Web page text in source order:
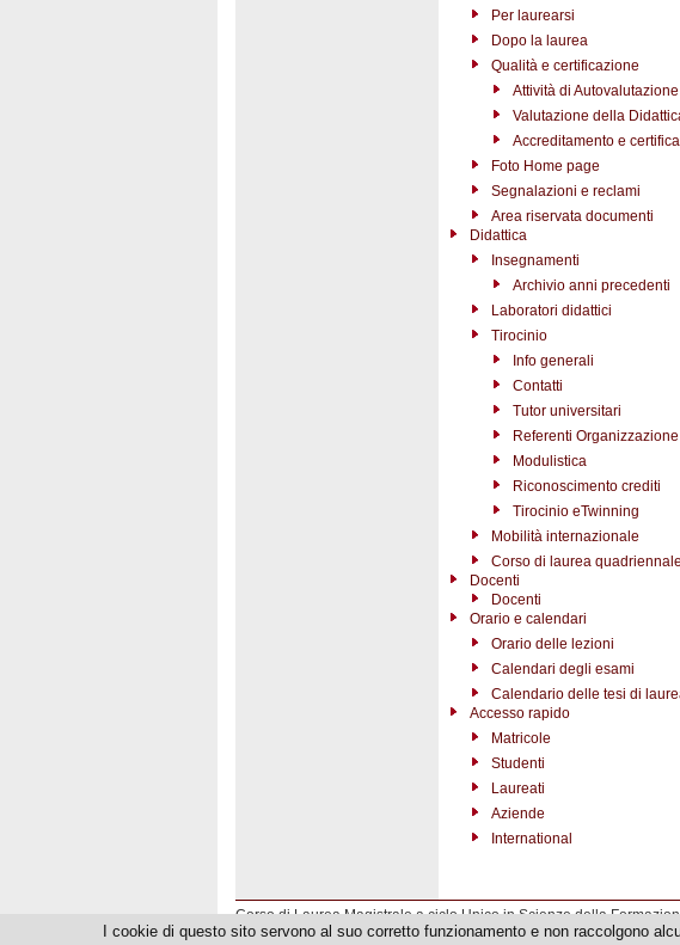
Per laurearsi
Dopo la laurea
Qualità e certificazione
Attività di
Valutazione della
Accreditamento e
Foto Home page
Segnalazioni e reclami
Area riservata documenti
Didattica
Insegnamenti
Archivio anni precedenti
Laboratori didattici
Tirocinio
Info generali
Contatti
Tutor universitari
Referenti Organizzazione
Modulistica
Riconoscimento crediti
Tirocinio eTwinning
Mobilità internazionale
Corso di laurea quadriennale
Docenti
Docenti
Orario e calendari
Orario delle lezioni
Calendari degli esami
Calendario delle tesi di
Accesso rapido
Matricole
Studenti
Laureati
Aziende
International
Corso di Laurea Magistrale a ciclo Unico in Scienze della
© Copyright 2012-2026 Università degli Studi di Firenze - p.iva |
I cookie di questo sito servono al suo corretto funzionamento e non raccolgono